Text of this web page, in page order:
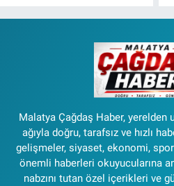
Malatya Çağdaş Haber, yerelden
ağıyla doğru, tarafsız ve hızlı
gelişmeler, siyaset, ekonomi,
önemli haberleri okuyucularına
nabzını tutan özel içerikleri ve